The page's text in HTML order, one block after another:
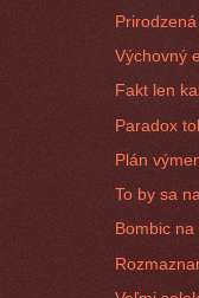
Výchovný
Fakt len
Paradox
Plán
To by sa
Bombic